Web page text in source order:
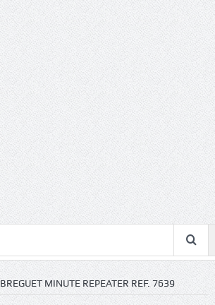
BREGUET MINUTE REPEATER REF. 7639